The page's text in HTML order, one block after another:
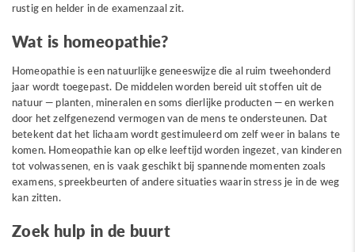
rustig en helder in de examenzaal zit.
Wat is homeopathie?
Homeopathie is een natuurlijke geneeswijze die al ruim tweehonderd
jaar wordt toegepast. De middelen worden bereid uit stoffen uit de
natuur — planten, mineralen en soms dierlijke producten — en werken
door het zelfgenezend vermogen van de mens te ondersteunen. Dat
betekent dat het lichaam wordt gestimuleerd om zelf weer in balans te
komen. Homeopathie kan op elke leeftijd worden ingezet, van kinderen
tot volwassenen, en is vaak geschikt bij spannende momenten zoals
examens, spreekbeurten of andere situaties waarin stress je in de weg
kan zitten.
Zoek hulp in de buurt